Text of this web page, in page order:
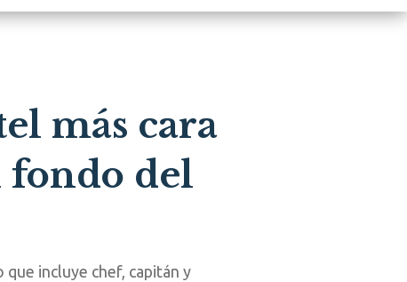
más cara
fondo del
incluye chef, capitán y